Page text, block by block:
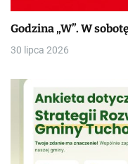
Godzina „W”. W
30 lipca 2026